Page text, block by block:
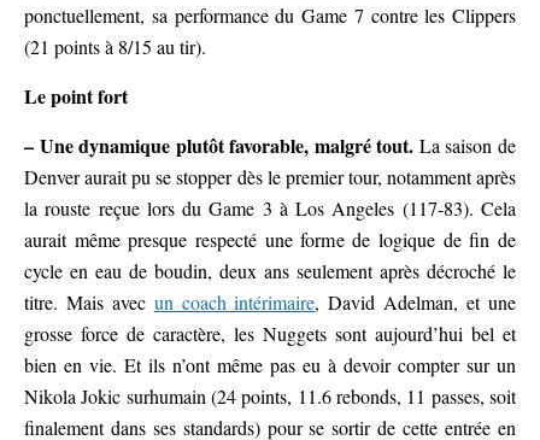
ponctuellement, sa performance du Game 7 contre les Clippers
(21 points à 8/15 au tir).
Le point fort
– Une dynamique plutôt favorable, malgré tout. La saison de
Denver aurait pu se stopper dès le premier tour, notamment après
la rouste reçue lors du Game 3 à Los Angeles (117-83). Cela
aurait même presque respecté une forme de logique de fin de
cycle en eau de boudin, deux ans seulement après décroché le
titre. Mais avec un coach intérimaire, David Adelman, et une
grosse force de caractère, les Nuggets sont aujourd’hui bel et
bien en vie. Et ils n’ont même pas eu à devoir compter sur un
Nikola Jokic surhumain (24 points, 11.6 rebonds, 11 passes, soit
finalement dans ses standards) pour se sortir de cette entrée en